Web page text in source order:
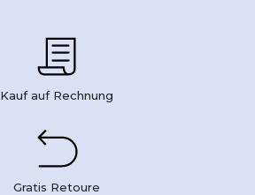
Kauf auf Rechnung
Gratis Retoure